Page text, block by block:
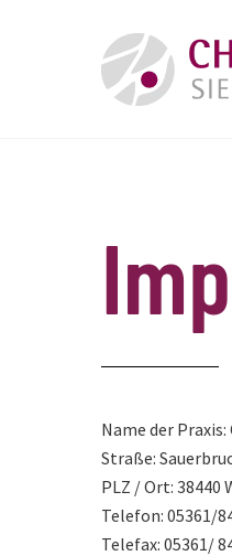
Name der
Straße:
PLZ / Ort: 38440
Telefon: 05361/
Telefax: 05361/